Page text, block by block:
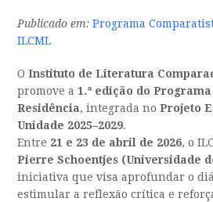
Publicado em: Programa
ILCML
OInstituto de Literatura
promove a1.ª edição do
Residência, integrada noProjeto
Unidade 2025–2029.
Entre 21 e 23 de abril de 2026, o
Pierre Schoentjes (Universidade
iniciativa que visa aprofundar o
estimular a reflexão crítica e